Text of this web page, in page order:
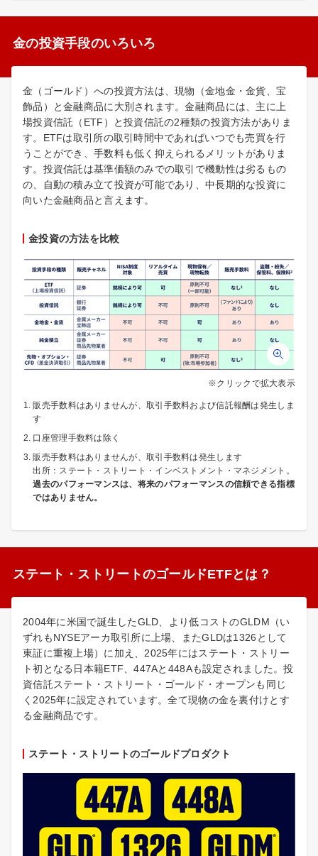
金の投資手段のいろいろ
金（ゴールド）への投資方法は、現物（金地金・金貨、宝
飾品）と金融商品に大別されます。金融商品には、主に上
場投資信託（ETF）と投資信託の2種類の投資方法がありま
す。ETFは取引所の取引時間中であればいつでも売買を行
うことができ、手数料も低く抑えられるメリットがありま
す。投資信託は基準価額のみでの取引で機動性は劣るもの
の、自動の積み立て投資が可能であり、中長期的な投資に
向いた金融商品と言えます。
金投資の方法を比較
※クリックで拡大表示
販売手数料はありませんが、取引手数料および信託報酬は発生しま
す
口座管理手数料は除く
販売手数料はありませんが、取引手数料は発生します
出所：ステート・ストリート・インベストメント・マネジメント。
過去のパフォーマンスは、将来のパフォーマンスの信頼できる指標
ではありません。
ステート・ストリートのゴールドETFとは？
2004年に米国で誕生したGLD、より低コストのGLDM（い
ずれもNYSEアーカ取引所に上場、またGLDは1326として
東証に重複上場）に加え、2025年にはステート・ストリー
ト初となる日本籍ETF、447Aと448Aも設定されました。投
資信託ステート・ストリート・ゴールド・オープンも同じ
く2025年に設定されています。全て現物の金を裏付けとす
る金融商品です。
ステート・ストリートのゴールドプロダクト